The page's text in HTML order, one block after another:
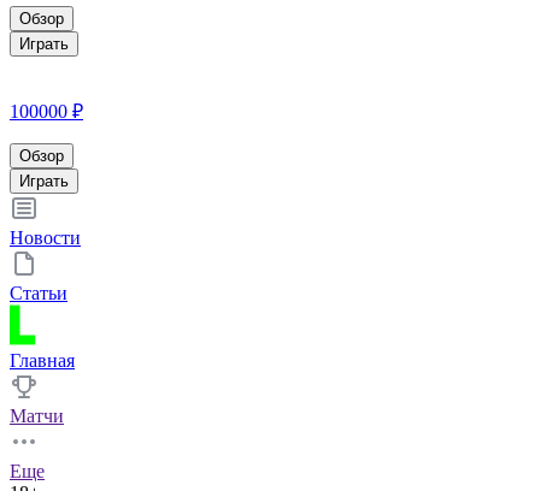
Обзор
Играть
100000 ₽
Обзор
Играть
Новости
Статьи
Главная
Матчи
Еще